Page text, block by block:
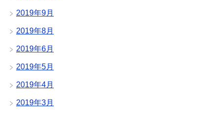
2019年9月
2019年8月
2019年6月
2019年5月
2019年4月
2019年3月